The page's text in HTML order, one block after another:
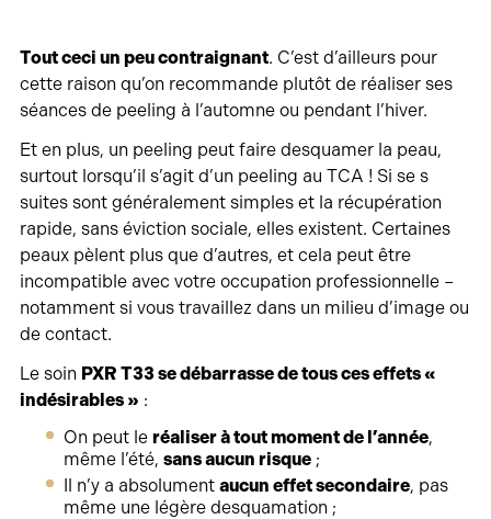
Tout ceci un peu contraignant. C’est d’ailleurs pour
cette raison qu’on recommande plutôt de réaliser ses
séances de peeling à l’automne ou pendant l’hiver.
Et en plus, un peeling peut faire desquamer la peau,
surtout lorsqu’il s’agit d’un peeling au TCA ! Si se s
suites sont généralement simples et la récupération
rapide, sans éviction sociale, elles existent. Certaines
peaux pèlent plus que d’autres, et cela peut être
incompatible avec votre occupation professionnelle –
notamment si vous travaillez dans un milieu d’image ou
de contact.
Le soin PXR T33 se débarrasse de tous ces effets «
indésirables » :
On peut le réaliser à tout moment de l’année,
même l’été, sans aucun risque;
Il n’y a absolument aucun effet secondaire, pas
même une légère desquamation ;